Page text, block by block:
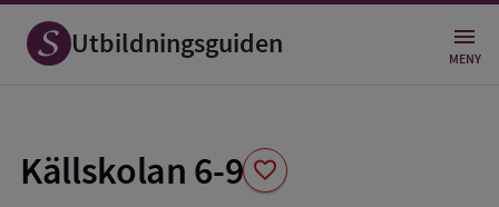
Utbildningsguiden MENY
Källskolan 6-9 favorite
Spara
som
favorit